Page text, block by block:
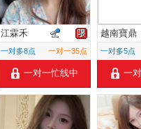
江霖禾
一对多8点 一对一35点
一对一忙线中
越南寶鼎
一对多5点
一